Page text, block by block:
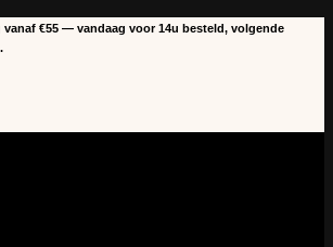
vanaf €55 — vandaag voor 14u besteld, volgende